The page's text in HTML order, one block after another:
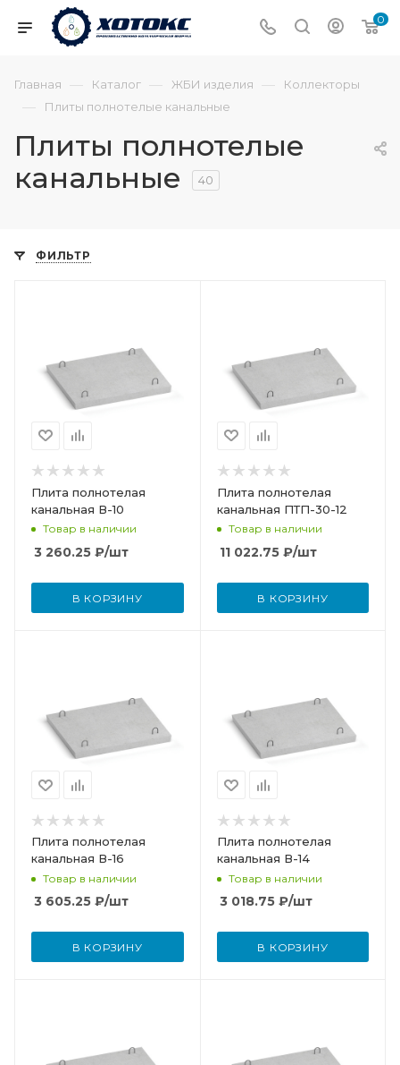
0
Главная — Каталог — ЖБИ изделия — Коллекторы
— Плиты полнотелые канальные
Плиты полнотелые
канальные
40
ФИЛЬТР
Плита полнотелая
канальная В-10
Товар в наличии
3 260.25 ₽/шт
В КОРЗИНУ
Плита полнотелая
канальная ПТП-30-12
Товар в наличии
11 022.75₽/шт
В КОРЗИНУ
Плита полнотелая
канальная В-16
Товар в наличии
3 605.25 ₽/шт
В КОРЗИНУ
Плита полнотелая
канальная В-14
Товар в наличии
3 018.75₽/шт
В КОРЗИНУ